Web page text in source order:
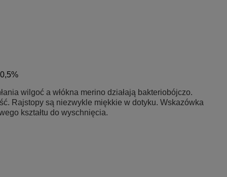
wilgoć a włókna merino działają bakteriobójczo.
Rajstopy są niezwykle miękkie w dotyku. Wskazówka
kształtu do wyschnięcia.